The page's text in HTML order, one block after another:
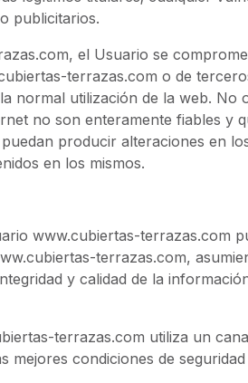
publicitarios.
el Usuario se
terrazas.com o de
normal utilización de la web. No
no son enteramente fiables
producir alteraciones en
en los mismos.
www.cubiertas-terrazas.com
terrazas.com,
y calidad de la
terrazas.com utiliza un
condiciones de